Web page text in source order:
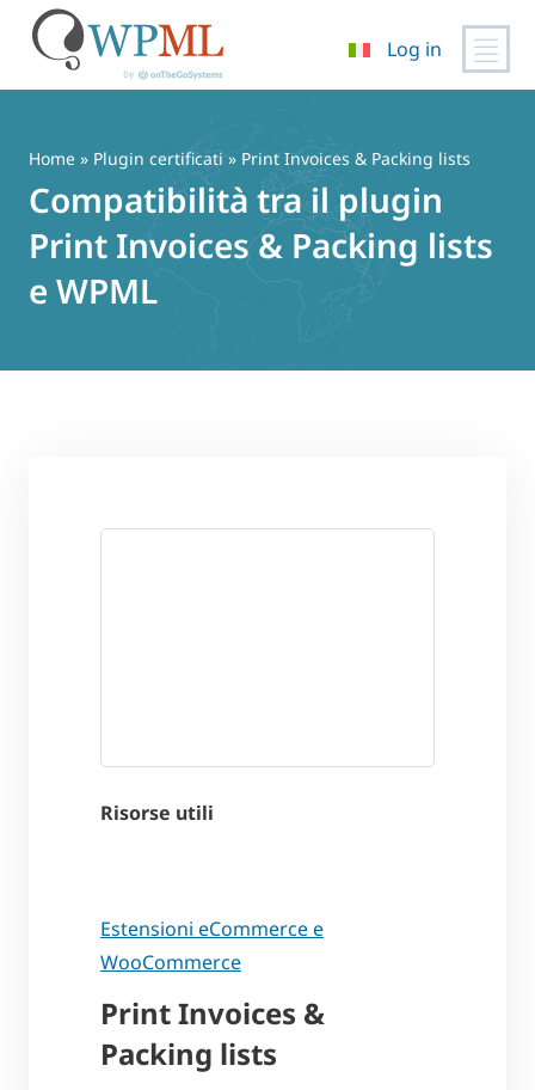
contenuto
Log in
Home » Plugin certificati » Print Invoices & Packing lists
Compatibilità tra il plugin
Print Invoices & Packing lists
e WPML
Risorse utili
Estensioni eCommerce e
WooCommerce
Print Invoices &
Packing lists